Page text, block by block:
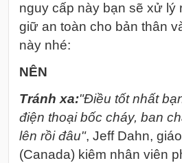
nguy cấp này bạn sẽ xử lý
giữ an toàn cho bản thân
này nhé:
NÊN
Tránh xa:"Điều tốt nhất
điện thoại bốc cháy, ban
lên rồi đâu", Jeff Dahn,
(Canada) kiêm nhân viên